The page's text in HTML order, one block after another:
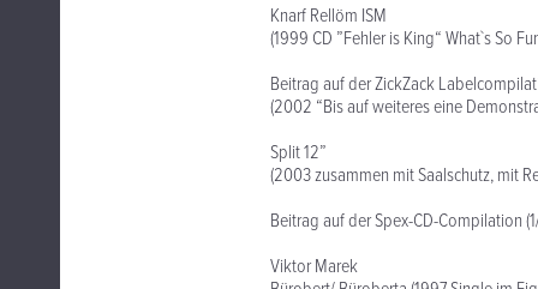
Knarf Rellöm ISM
(1999 CD ”Fehler is King“ What`s So
Beitrag auf der ZickZack
(2002 “Bis auf weiteres eine
Split 12”
(2003 zusammen mit Saalschutz, mit
Beitrag auf der Spex-CD-Compilation
Viktor Marek